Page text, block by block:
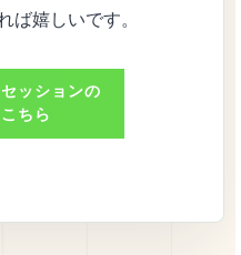
ば嬉しいです。
ッションの
ちら